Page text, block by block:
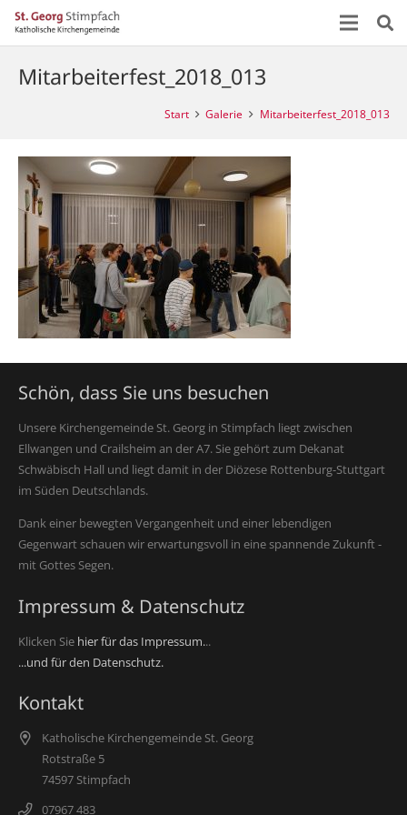
Mitarbeiterfest_2018_013
Start Galerie Mitarbeiterfest_2018_013
Schön, dass Sie uns besuchen
Unsere Kirchengemeinde St. Georg in Stimpfach liegt zwischen
Ellwangen und Crailsheim an der A7. Sie gehört zum Dekanat
Schwäbisch Hall und liegt damit in der Diözese Rottenburg-Stuttgart
im Süden Deutschlands.
Dank einer bewegten Vergangenheit und einer lebendigen
Gegenwart schauen wir erwartungsvoll in eine spannende Zukunft -
mit Gottes Segen.
Impressum & Datenschutz
Klicken Sie hier für das Impressum...
...und für den Datenschutz.
Kontakt
Katholische Kirchengemeinde St. Georg
Rotstraße 5
74597 Stimpfach
07967 483